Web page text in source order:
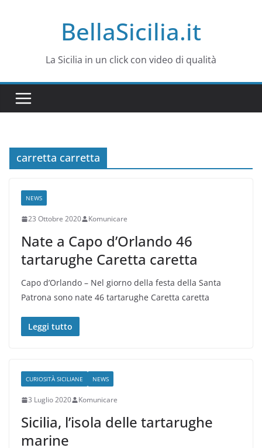
BellaSicilia.it
La Sicilia in un click con video di qualità
carretta carretta
NEWS
23 Ottobre 2020 Komunicare
Nate a Capo d’Orlando 46
tartarughe Caretta caretta
Capo d’Orlando – Nel giorno della festa della Santa
Patrona sono nate 46 tartarughe Caretta caretta
Leggi tutto
CURIOSITÀ SICILIANE NEWS
3 Luglio 2020 Komunicare
Sicilia, l’isola delle tartarughe
marine